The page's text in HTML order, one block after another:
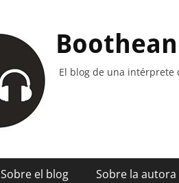
El blog de una intérprete
Sobre el blog Sobre la autora